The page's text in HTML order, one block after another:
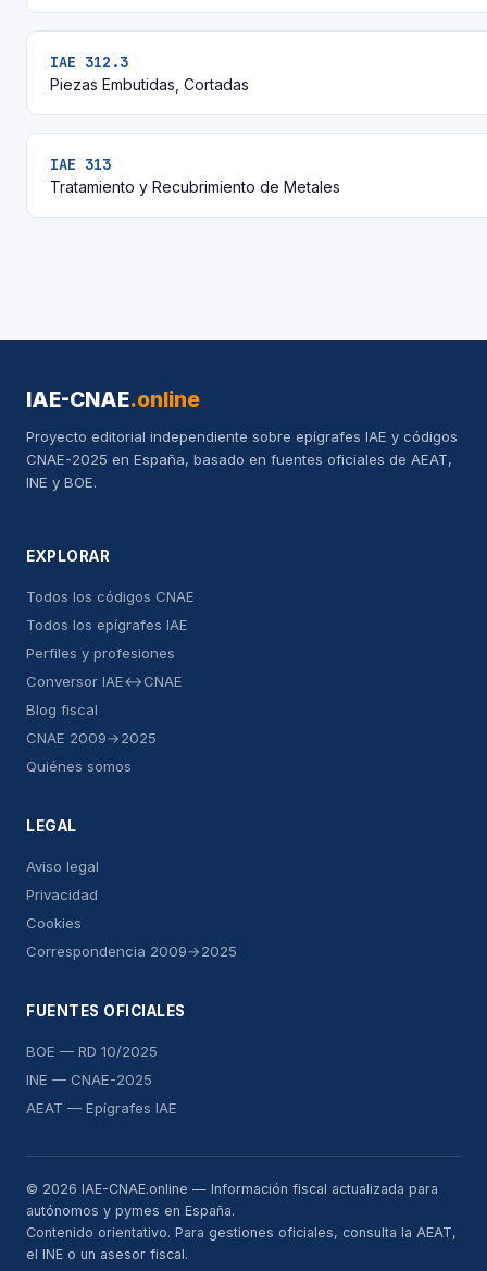
IAE 312.3
Piezas Embutidas, Cortadas
IAE 313
Tratamiento y Recubrimiento de Metales
IAE-CNAE.online
Proyecto editorial independiente sobre epígrafes IAE y códigos
CNAE-2025 en España, basado en fuentes oficiales de AEAT,
INE y BOE.
EXPLORAR
Todos los códigos CNAE
Todos los epígrafes IAE
Perfiles y profesiones
Conversor IAE↔CNAE
Blog fiscal
CNAE 2009→2025
Quiénes somos
LEGAL
Aviso legal
Privacidad
Cookies
Correspondencia 2009→2025
FUENTES OFICIALES
BOE — RD 10/2025
INE — CNAE-2025
AEAT — Epígrafes IAE
© 2026 IAE-CNAE.online — Información fiscal actualizada para
autónomos y pymes en España.
Contenido orientativo. Para gestiones oficiales, consulta la AEAT,
el INE o un asesor fiscal.